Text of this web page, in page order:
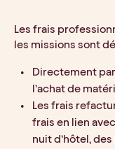
Les frais
les missions sont
Directement
l’achat de
Les frais
frais en lien
nuit d’hôtel,